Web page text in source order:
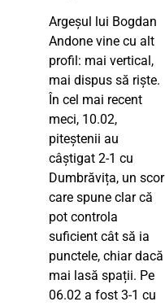
Argeșul lui Bogdan
Andone vine cu alt
profil: mai vertical,
mai dispus să riște.
În cel mai recent
meci, 10.02,
piteștenii au
câștigat 2-1 cu
Dumbrăvița, un scor
care spune clar că
pot controla
suficient cât să ia
punctele, chiar dacă
mai lasă spații. Pe
06.02 a fost 3-1 cu